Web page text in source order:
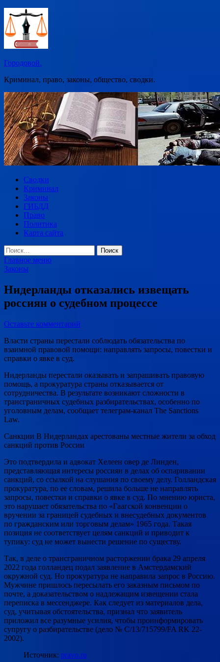
Перейти
содержимому
Городовой.
Криминал, право, законы, общество, сводки.
Сводки
Криминал
Законы
ГИБДД
Право
Политика
Карта сайта
Найти:
Главное меню
Законы
Нидерланды отказались извещать
россиян о судебном процессе
Оставьте комментарий
Власти страны перестали соблюдать обязательства по
взаимной правовой помощи: направлять запросы, повестки и
справки о явке в суд.
Нидерланды перестали оказывать и запрашивать правовую
помощь, а прокуратура страны отказывается от
сотрудничества. В результате возникают сложности в
трансграничных судебных разбирательствах, особенно по
уголовным делам, сообщает телеграм-канал The Sanctions
Law.
Санкции В Нидерландах арестованы местные жители за обход
санкций против России
Это подтвердила и адвокат Хелеен овер де Линден,
представляющая интересы россиян в делах об оспаривании
санкций, со ссылкой на слушания по своему делу. Голландская
прокуратура, по ее словам, решила больше не направлять
запросы, повестки и справки о явке в суд. По мнению юриста,
это нарушает обязательства по «Гаагской конвенции о
вручении за границей судебных и внесудебных документов
по гражданским или торговым делам» 1965 года. Такая
позиция не соответствует целям санкций и приводит к
тупику: суд не может вынести решение по существу.
Так, в деле о трансграничном расторжении брака 29 апреля
2022 года голландец подал заявление в Амстердамский
окружной суд. Но прокуратура не направила запрос в Россию.
Мужчине пришлось пересылать его заказным письмом по
почте, а доказательством о надлежащим извещении стала
переписка в мессенджере. Как следует из материалов дела,
суд, учитывая обстоятельства, признал что заявитель
приложил все разумные усилия, чтобы проинформировать
супругу о разбирательстве (дело № C/13/715799/FA RK 22-
2002).
Источник: pravo.ru